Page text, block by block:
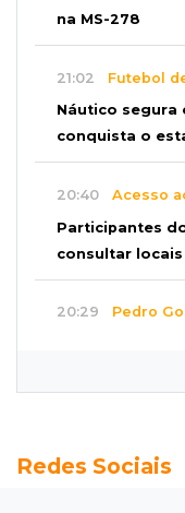
na MS-278
21:02 Futebol
Náutico segura
conquista o
20:40 Acesso
Participantes
consultar
20:29 Pedro
Pantanal treina
Redes Sociais